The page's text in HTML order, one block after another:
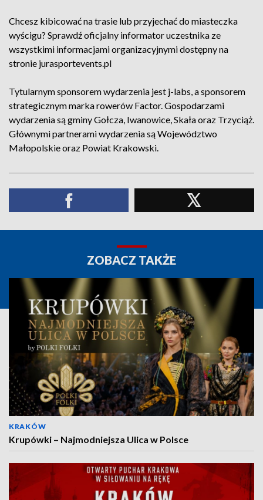
Chcesz kibicować na trasie lub przyjechać do miasteczka
wyścigu? Sprawdź oficjalny informator uczestnika ze
wszystkimi informacjami organizacyjnymi dostępny na
stronie jurasportevents.pl
Tytularnym sponsorem wydarzenia jest j-labs, a sponsorem
strategicznym marka rowerów Factor. Gospodarzami
wydarzenia są gminy Gołcza, Iwanowice, Skała oraz Trzyciąż.
Głównymi partnerami wydarzenia są Województwo
Małopolskie oraz Powiat Krakowski.
ZOBACZ TAKŻE
KRAKÓW
Krupówki – Najmodniejsza Ulica w Polsce